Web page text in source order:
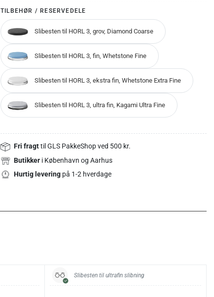
TILBEHØR / RESERVEDELE
Slibesten til HORL 3, grov, Diamond Coarse
Slibesten til HORL 3, fin, Whetstone Fine
Slibesten til HORL 3, ekstra fin, Whetstone Extra Fine
Slibesten til HORL 3, ultra fin, Kagami Ultra Fine
Fri fragttil GLS PakkeShop ved 500 kr.
Butikker i København og Aarhus
Hurtig levering på 1-2 hverdage
Slibesten til ultrafin slibning